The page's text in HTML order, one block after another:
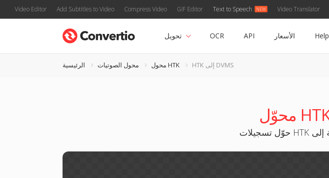
Video Editor Add Subtitles to Video Compress Video GIF Editor Text to Speech Video Translator
تحويل OCR API الأسعار Help
الرئيسية محول الصوتيات محول HTK HTK إلى DVMS